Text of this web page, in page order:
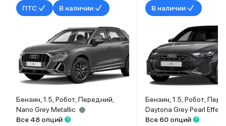
ПТС В наличии
Бензин, 1.5, Робот, Передний,
Nano Grey Metallic
Все 48 опций
В наличии
Бензин, 1.5, Робот,
Daytona Grey Pearl Effect
Все 60 опций